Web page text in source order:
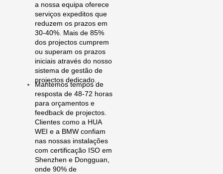
a nossa equipa oferece
serviços expeditos que
reduzem os prazos em
30-40%. Mais de 85%
dos projectos cumprem
ou superam os prazos
iniciais através do nosso
sistema de gestão de
projectos dedicado.
Mantemos tempos de
resposta de 48-72 horas
para orçamentos e
feedback de projectos.
Clientes como a HUA
WEI e a BMW confiam
nas nossas instalações
com certificação ISO em
Shenzhen e Dongguan,
onde 90% de